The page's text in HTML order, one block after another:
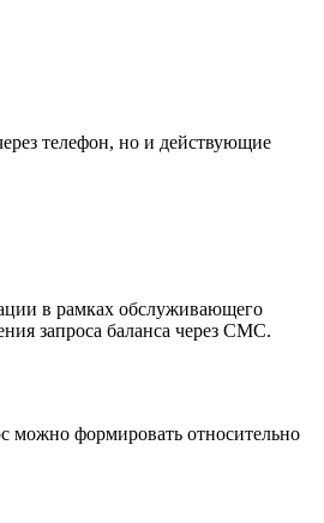
телефон, но и действующие
в рамках обслуживающего
запроса баланса через СМС.
можно формировать относительно